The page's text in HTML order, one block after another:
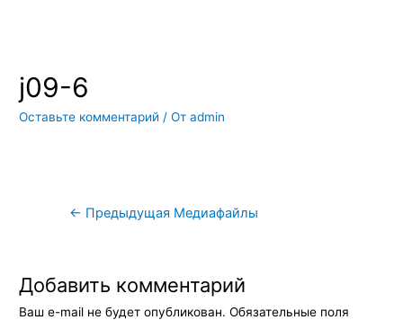
j09-6
Оставьте комментарий / Отadmin
Навигация
← Предыдущая Медиафайлы
Добавить комментарий
Ваш e-mail не будет опубликован. Обязательные поля